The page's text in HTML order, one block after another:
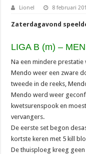
Lionel 8 februari
Zaterdagavond
LIGA B (m) –
Na een mindere
Mendo weer een zware
tweede in de reeks,
Mendo werd weer
kwetsurenspook en
vervangers.
De eerste set begon
kortste keren met 5 kill
De thuisploeg kreeg